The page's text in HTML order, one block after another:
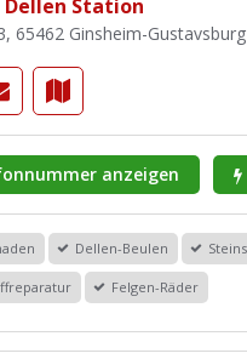
Dellen Station
65462 Ginsheim-Gustavsburg
anzeigen
Dellen-Beulen
Felgen-Räder